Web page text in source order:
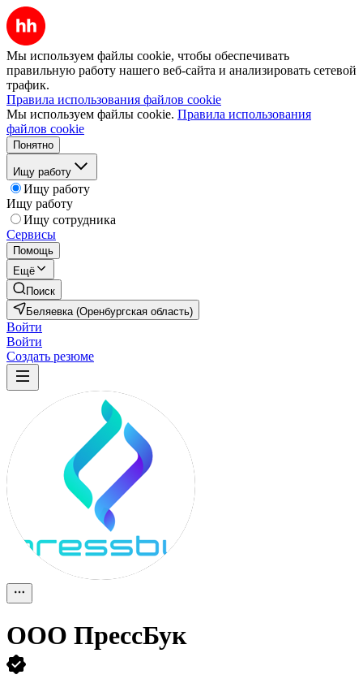
Мы используем файлы cookie, чтобы обеспечивать
правильную работу нашего веб-сайта и анализировать сетевой
трафик.
Правила использования файлов cookie
Мы используем файлы cookie. Правила использования
файлов cookie
Понятно
Ищу работу
Ищу работу
Ищу работу
Ищу сотрудника
Сервисы
Помощь
Ещё
Поиск
Беляевка (Оренбургская область)
Войти
Войти
Создать резюме
ООО ПрессБук